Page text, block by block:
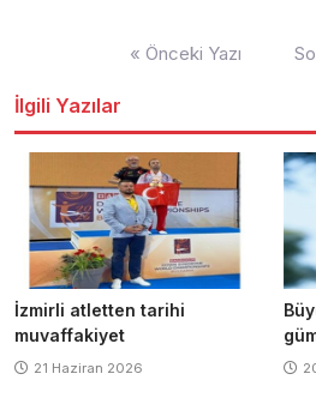
« Önceki Yazı
İlgili Yazılar
İzmirli atletten tarihi
muvaffakiyet
21 Haziran 2026